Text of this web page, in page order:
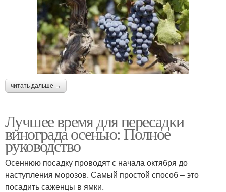
читать дальше →
Лучшее время для пересадки
винограда осенью: Полное
руководство
Осеннюю посадку проводят с начала октября до
наступления морозов. Самый простой способ – это
посадить саженцы в ямки.